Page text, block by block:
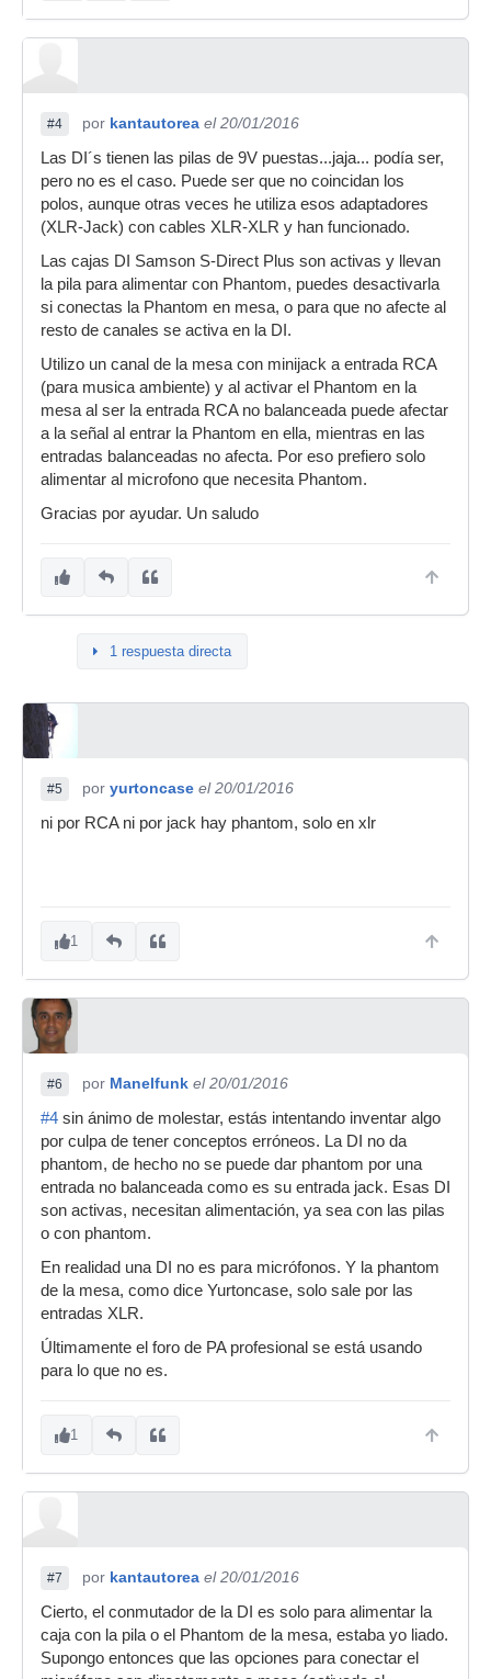
#4 por kantautorea el 20/01/2016
Las DI´s tienen las pilas de 9V puestas...jaja... podía ser,
pero no es el caso. Puede ser que no coincidan los
polos, aunque otras veces he utiliza esos adaptadores
(XLR-Jack) con cables XLR-XLR y han funcionado.
Las cajas DI Samson S-Direct Plus son activas y llevan
la pila para alimentar con Phantom, puedes desactivarla
si conectas la Phantom en mesa, o para que no afecte al
resto de canales se activa en la DI.
Utilizo un canal de la mesa con minijack a entrada RCA
(para musica ambiente) y al activar el Phantom en la
mesa al ser la entrada RCA no balanceada puede afectar
a la señal al entrar la Phantom en ella, mientras en las
entradas balanceadas no afecta. Por eso prefiero solo
alimentar al microfono que necesita Phantom.
Gracias por ayudar. Un saludo
1 respuesta directa
#5 por yurtoncase el 20/01/2016
ni por RCA ni por jack hay phantom, solo en xlr
1
#6 por Manelfunk el 20/01/2016
#4 sin ánimo de molestar, estás intentando inventar algo
por culpa de tener conceptos erróneos. La DI no da
phantom, de hecho no se puede dar phantom por una
entrada no balanceada como es su entrada jack. Esas DI
son activas, necesitan alimentación, ya sea con las pilas
o con phantom.
En realidad una DI no es para micrófonos. Y la phantom
de la mesa, como dice Yurtoncase, solo sale por las
entradas XLR.
Últimamente el foro de PA profesional se está usando
para lo que no es.
1
#7 por kantautorea el 20/01/2016
Cierto, el conmutador de la DI es solo para alimentar la
caja con la pila o el Phantom de la mesa, estaba yo liado.
Supongo entonces que las opciones para conectar el